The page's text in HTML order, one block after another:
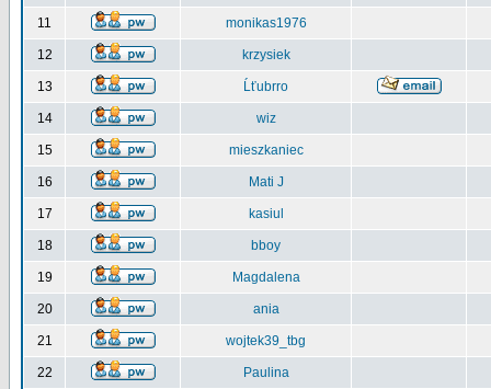
11 monikas1976
12 krzysiek
13 Ĺťubrro
14 wiz
15 mieszkaniec
16 Mati J
17 kasiul
18 bboy
19 Magdalena
20 ania
21 wojtek39_tbg
22 Paulina